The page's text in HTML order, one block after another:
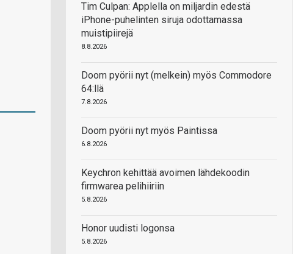
Tim Culpan: Applella on miljardin edestä
iPhone-puhelinten siruja odottamassa
muistipiirejä
8.8.2026
Doom pyörii nyt (melkein) myös Commodore
64:llä
7.8.2026
Doom pyörii nyt myös Paintissa
6.8.2026
Keychron kehittää avoimen lähdekoodin
firmwarea pelihiiriin
5.8.2026
Honor uudisti logonsa
5.8.2026